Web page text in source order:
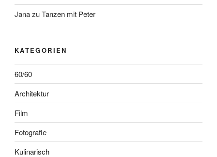
JanazuTanzen mit Peter
KATEGORIEN
60/60
Architektur
Film
Fotografie
Kulinarisch